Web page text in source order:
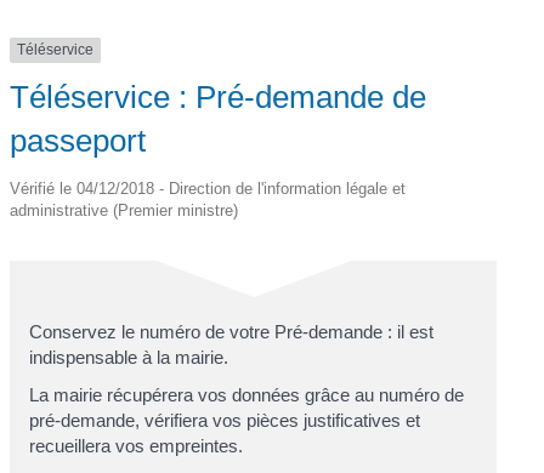
Téléservice
Téléservice : Pré-demande de
passeport
Vérifié le 04/12/2018 - Direction de l'information légale et
administrative (Premier ministre)
Conservez le numéro de votre Pré-demande : il est
indispensable à la mairie.
La mairie récupérera vos données grâce au numéro de
pré-demande, vérifiera vos pièces justificatives et
recueillera vos empreintes.